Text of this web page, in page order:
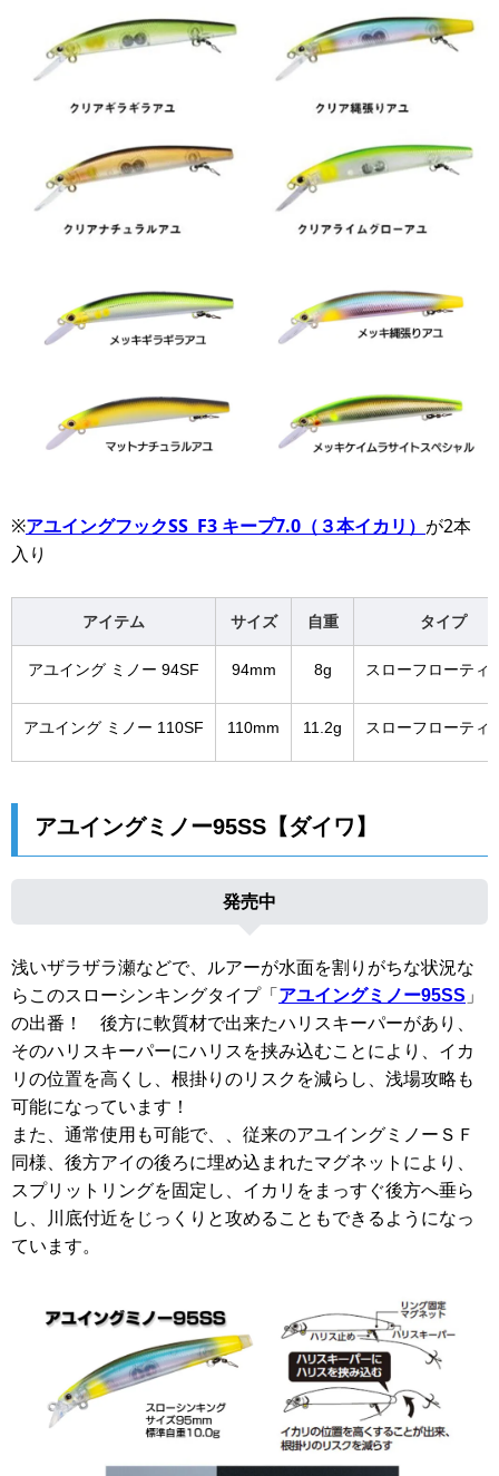
※アユイングフックSS F3 キープ7.0（３本イカリ） が2本
入り
アイテム サイズ 自重 タイプ
アユイング ミノー 94SF 94mm 8g スローフローティ
アユイング ミノー 110SF 110mm 11.2g スローフローティ
アユイングミノー95SS【ダイワ】
発売中
浅いザラザラ瀬などで、ルアーが水面を割りがちな状況な
らこのスローシンキングタイプ「 アユイングミノー95SS 」
の出番！ 後方に軟質材で出来たハリスキーパーがあり、
そのハリスキーパーにハリスを挟み込むことにより、イカ
リの位置を高くし、根掛りのリスクを減らし、浅場攻略も
可能になっています！
また、通常使用も可能で、、従来のアユイングミノーＳＦ
同様、後方アイの後ろに埋め込まれたマグネットにより、
スプリットリングを固定し、イカリをまっすぐ後方へ垂ら
し、川底付近をじっくりと攻めることもできるようになっ
ています。